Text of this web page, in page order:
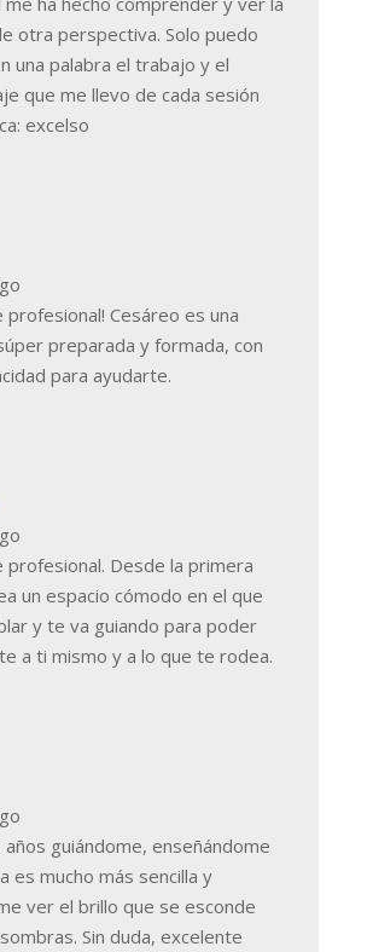
otra perspectiva. Solo puedo
una palabra el trabajo y el
que me llevo de cada sesión
excelso
profesional! Cesáreo es una
preparada y formada, con
para ayudarte.
profesional. Desde la primera
un espacio cómodo en el que
y te va guiando para poder
a ti mismo y a lo que te rodea.
años guiándome, enseñándome
es mucho más sencilla y
ver el brillo que se esconde
Sin duda, excelente